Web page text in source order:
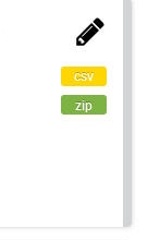
csv
zip